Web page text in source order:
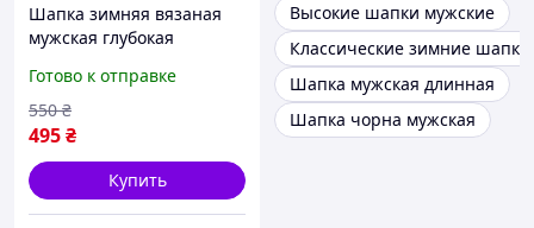
Шапка зимняя вязаная
мужская глубокая
шапки с флисом
эмблемой осень зима
Черная с cерым
Готово к отправке
495₴
550 ₴
Купить
Высокие шапки мужские
Классические зимние
Шапка мужская длинная
Шапка чорна мужская